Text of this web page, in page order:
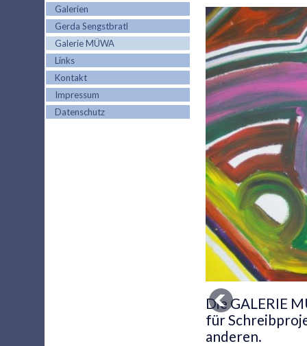
Galerien
Gerda Sengstbratl
Galerie MÜWA
Links
Kontakt
Impressum
Datenschutz
Die GALERIE
für
anderen.